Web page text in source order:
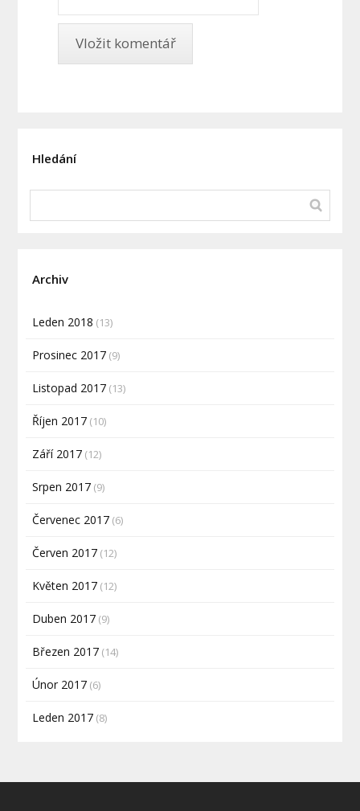
Hledání
Archiv
Leden 2018 (13)
Prosinec 2017 (9)
Listopad 2017 (13)
Říjen 2017 (10)
Září 2017 (12)
Srpen 2017 (9)
Červenec 2017 (6)
Červen 2017 (12)
Květen 2017 (12)
Duben 2017 (9)
Březen 2017 (14)
Únor 2017 (6)
Leden 2017 (8)